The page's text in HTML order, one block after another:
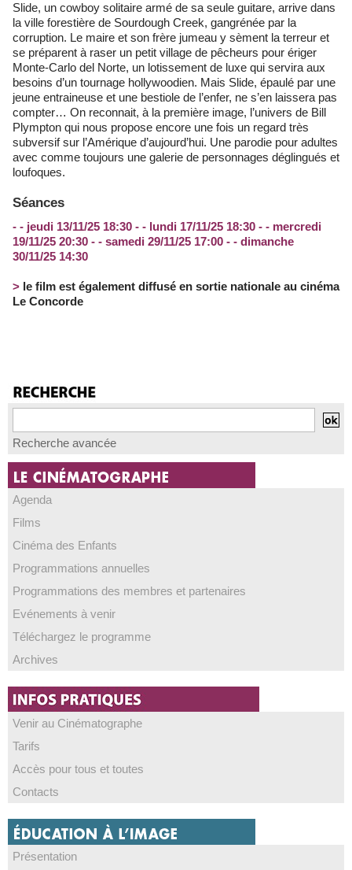
Slide, un cowboy solitaire armé de sa seule guitare, arrive dans
la ville forestière de Sourdough Creek, gangrénée par la
corruption. Le maire et son frère jumeau y sèment la terreur et
se préparent à raser un petit village de pêcheurs pour ériger
Monte-Carlo del Norte, un lotissement de luxe qui servira aux
besoins d’un tournage hollywoodien. Mais Slide, épaulé par une
jeune entraineuse et une bestiole de l’enfer, ne s’en laissera pas
compter… On reconnait, à la première image, l’univers de Bill
Plympton qui nous propose encore une fois un regard très
subversif sur l’Amérique d’aujourd’hui. Une parodie pour adultes
avec comme toujours une galerie de personnages déglingués et
loufoques.
Séances
- - jeudi 13/11/25 18:30 - - lundi 17/11/25 18:30 - - mercredi
19/11/25 20:30 - - samedi 29/11/25 17:00 - - dimanche
30/11/25 14:30
> le film est également diffusé en sortie nationale au cinéma
Le Concorde
Recherche avancée
Agenda
Films
Cinéma des Enfants
Programmations annuelles
Programmations des membres et partenaires
Evénements à venir
Téléchargez le programme
Archives
Venir au Cinématographe
Tarifs
Accès pour tous et toutes
Contacts
Présentation